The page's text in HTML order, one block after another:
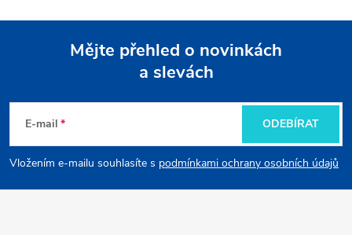
p
a
Mějte přehled o novinkách
a slevách
E-mail
Vložením e-mailu souhlasíte s podmínkami ochrany osobních údajů
ODEBÍRAT